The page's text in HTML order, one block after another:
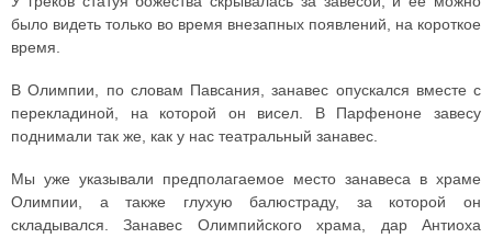
было видеть только во время внезапных появлений, на короткое
время.
В Олимпии, по словам Павсания, занавес опускался вместе с
перекладиной, на которой он висел. В Парфеноне завесу
поднимали так же, как у нас театральный занавес.
Мы уже указывали предполагаемое место занавеса в храме
Олимпии, а также глухую балюстраду, за которой он
складывался. Занавес Олимпийского храма, дар Антиоха